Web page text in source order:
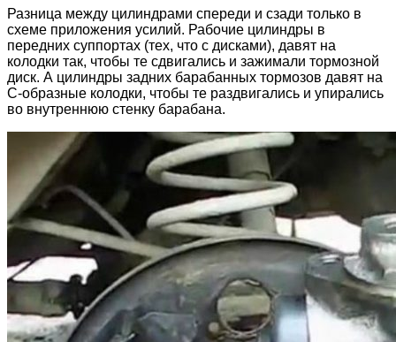
Разница между цилиндрами спереди и сзади только в
схеме приложения усилий. Рабочие цилиндры в
передних суппортах (тех, что с дисками), давят на
колодки так, чтобы те сдвигались и зажимали тормозной
диск. А цилиндры задних барабанных тормозов давят на
С-образные колодки, чтобы те раздвигались и упирались
во внутреннюю стенку барабана.